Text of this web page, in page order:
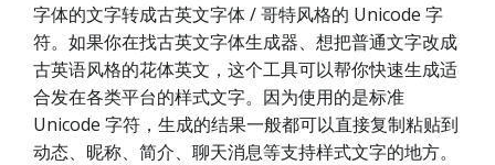
字体的文字转成古英文字体 / 哥特风格的 Unicode 字
符。如果你在找古英文字体生成器、想把普通文字改成
古英语风格的花体英文，这个工具可以帮你快速生成适
合发在各类平台的样式文字。因为使用的是标准
Unicode 字符，生成的结果一般都可以直接复制粘贴到
动态、昵称、简介、聊天消息等支持样式文字的地方。